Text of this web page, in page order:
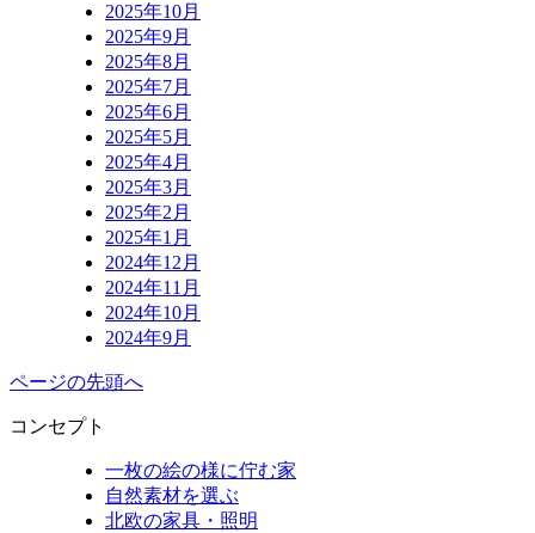
2025年10月
2025年9月
2025年8月
2025年7月
2025年6月
2025年5月
2025年4月
2025年3月
2025年2月
2025年1月
2024年12月
2024年11月
2024年10月
2024年9月
ページの先頭へ
コンセプト
一枚の絵の様に佇む家
自然素材を選ぶ
北欧の家具・照明